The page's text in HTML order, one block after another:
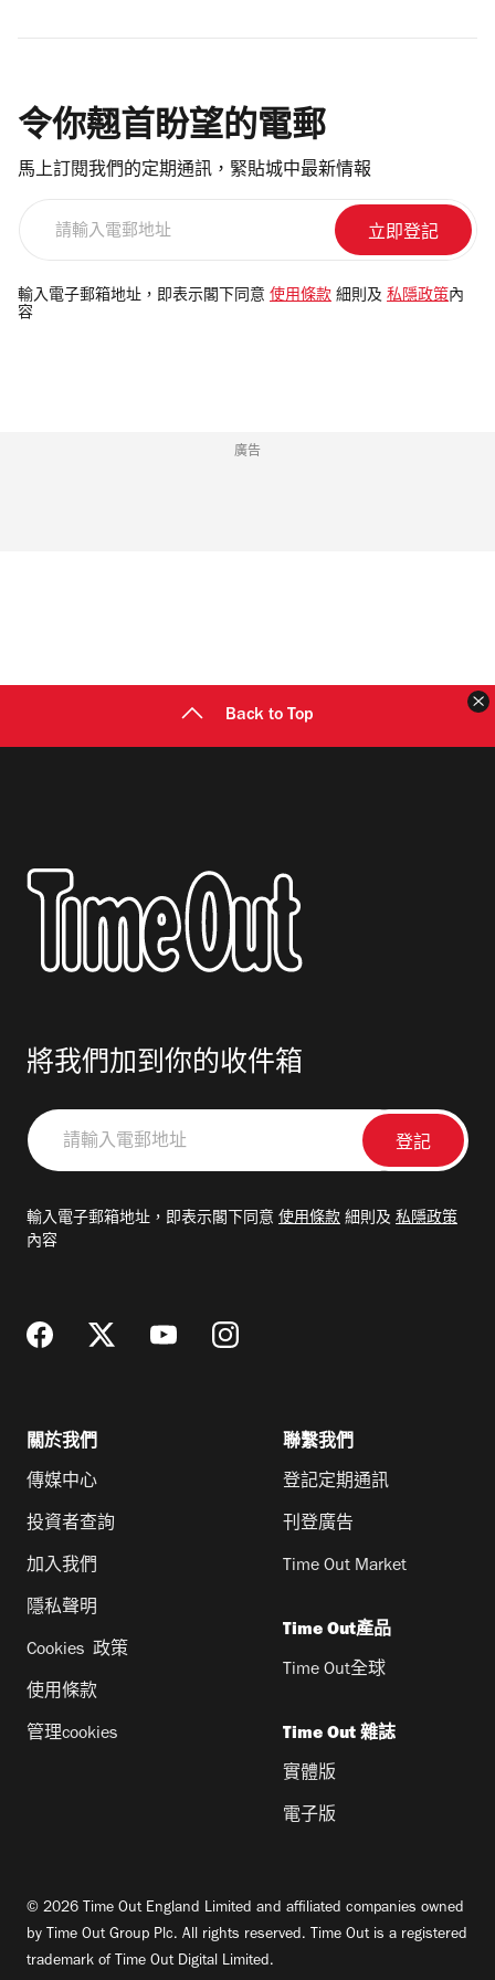
令你翹首盼望的電郵
馬上訂閱我們的定期通訊，緊貼城中最新情報
電
郵
輸入電子郵箱地址，即表示閣下同意 使用條款 細則及 私隱政策內
容
廣告
Back to Top
將我們加到你的收件箱
請
輸
郵
輸入電子郵箱地址，即表示閣下同意 使用條款 細則及 私隱政策
內容
關於我們
傳媒中心
投資者查詢
加入我們
隱私聲明
Cookies 政策
使用條款
管理cookies
聯繫我們
登記定期通訊
刊登廣告
Time Out Market
Time Out產品
Time Out全球
Time Out 雜誌
實體版
電子版
© 2026 Time Out England Limited and affiliated companies owned
by Time Out Group Plc. All rights reserved. Time Out is a registered
trademark of Time Out Digital Limited.